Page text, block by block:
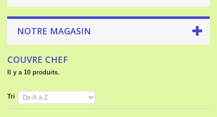
NOTRE MAGASIN
COUVRE CHEF
Il y a 10 produits.
Tri